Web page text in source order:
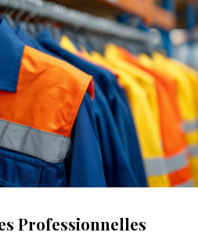
Professionnelles